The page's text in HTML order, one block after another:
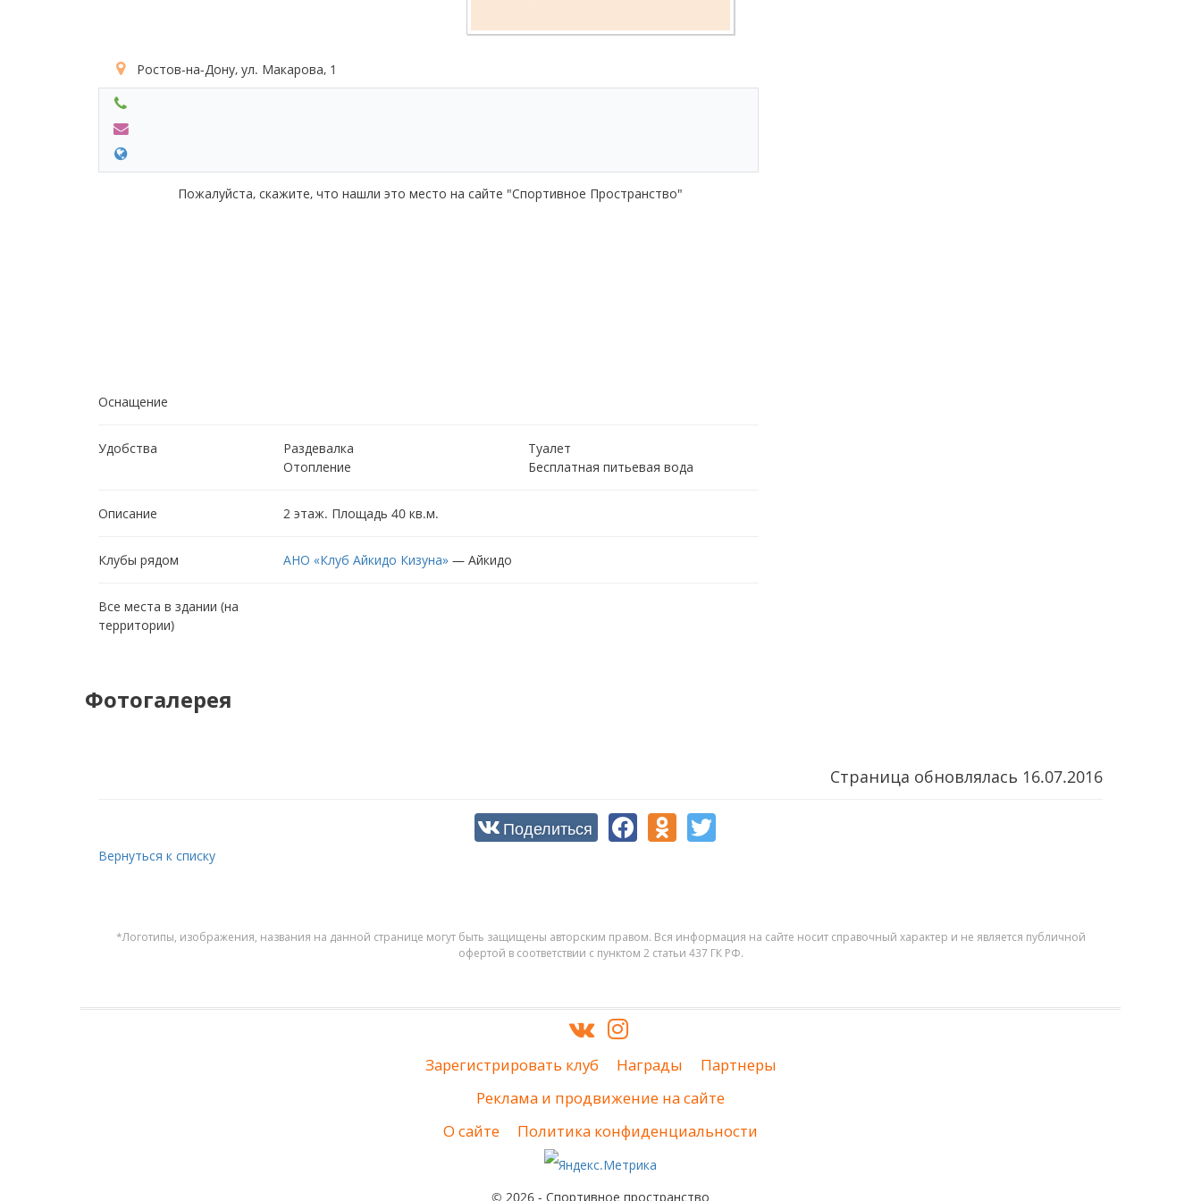
Ростов-на-Дону, ул. Макарова, 1
Пожалуйста, скажите, что нашли это место на сайте "Спортивное Пространство"
Оснащение
Удобства Раздевалка
Туалет
Отопление
Бесплатная питьевая вода
Описание 2 этаж. Площадь 40 кв.м.
Клубы рядом АНО «Клуб Айкидо Кизуна» —Айкидо
Все места в здании (на
территории)
Фотогалерея
Страница обновлялась 16.07.2016
Поделиться
Вернуться к списку
*Логотипы, изображения, названия на данной странице могут быть защищены авторским правом. Вся информация на сайте носит справочный характер и не является публичной
офертой в соответствии с пунктом 2 статьи 437 ГК РФ.
Зарегистрировать клуб Награды
Партнеры
Реклама и продвижение на сайте
О сайте
Политика конфиденциальности
© 2026 - Спортивное пространство